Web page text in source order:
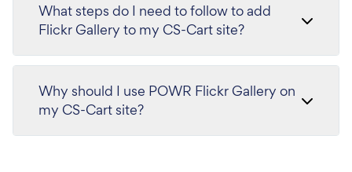
What steps do I need to follow to add
Flickr Gallery to my CS-Cart site?
Why should I use POWR Flickr Gallery on
my CS-Cart site?